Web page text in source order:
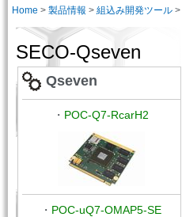
Home > 製品情報 > 組込み開発ツール >
SECO-Qseven
Qseven
・ POC-Q7-RcarH2
・ POC-uQ7-OMAP5-SE